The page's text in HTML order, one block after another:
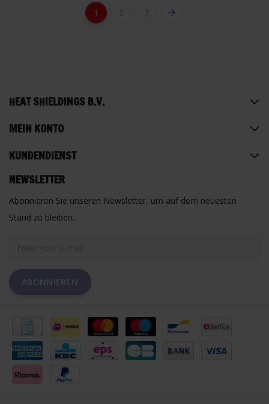
1 2 3
HEAT SHIELDINGS B.V.
MEIN KONTO
KUNDENDIENST
NEWSLETTER
Abonnieren Sie unseren Newsletter, um auf dem neuesten
Stand zu bleiben.
ABONNIEREN